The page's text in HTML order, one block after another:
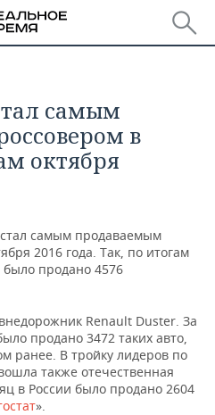
самым
в
октября
самым продаваемым
2016 года. Так, по итогам
продано 4576
Renault Duster. За
продано 3472 таких авто,
ранее. В тройку лидеров по
также отечественная
в России было продано 2604
».